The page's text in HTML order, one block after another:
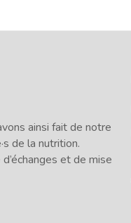
ainsi fait de notre
de la nutrition.
et de mise